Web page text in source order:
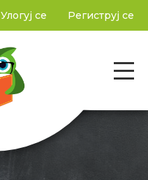
Улогуј се Региструј се